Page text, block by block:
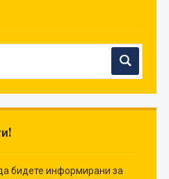
бидете информирани за